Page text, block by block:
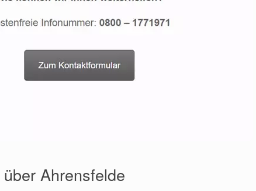
Ahrensfelde